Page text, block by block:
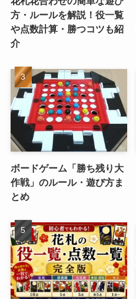
方・ルールを解説！役一覧
や点数計算・勝つコツも紹
介
ボードゲーム「勝ち残り大
作戦」のルール・遊び方ま
とめ